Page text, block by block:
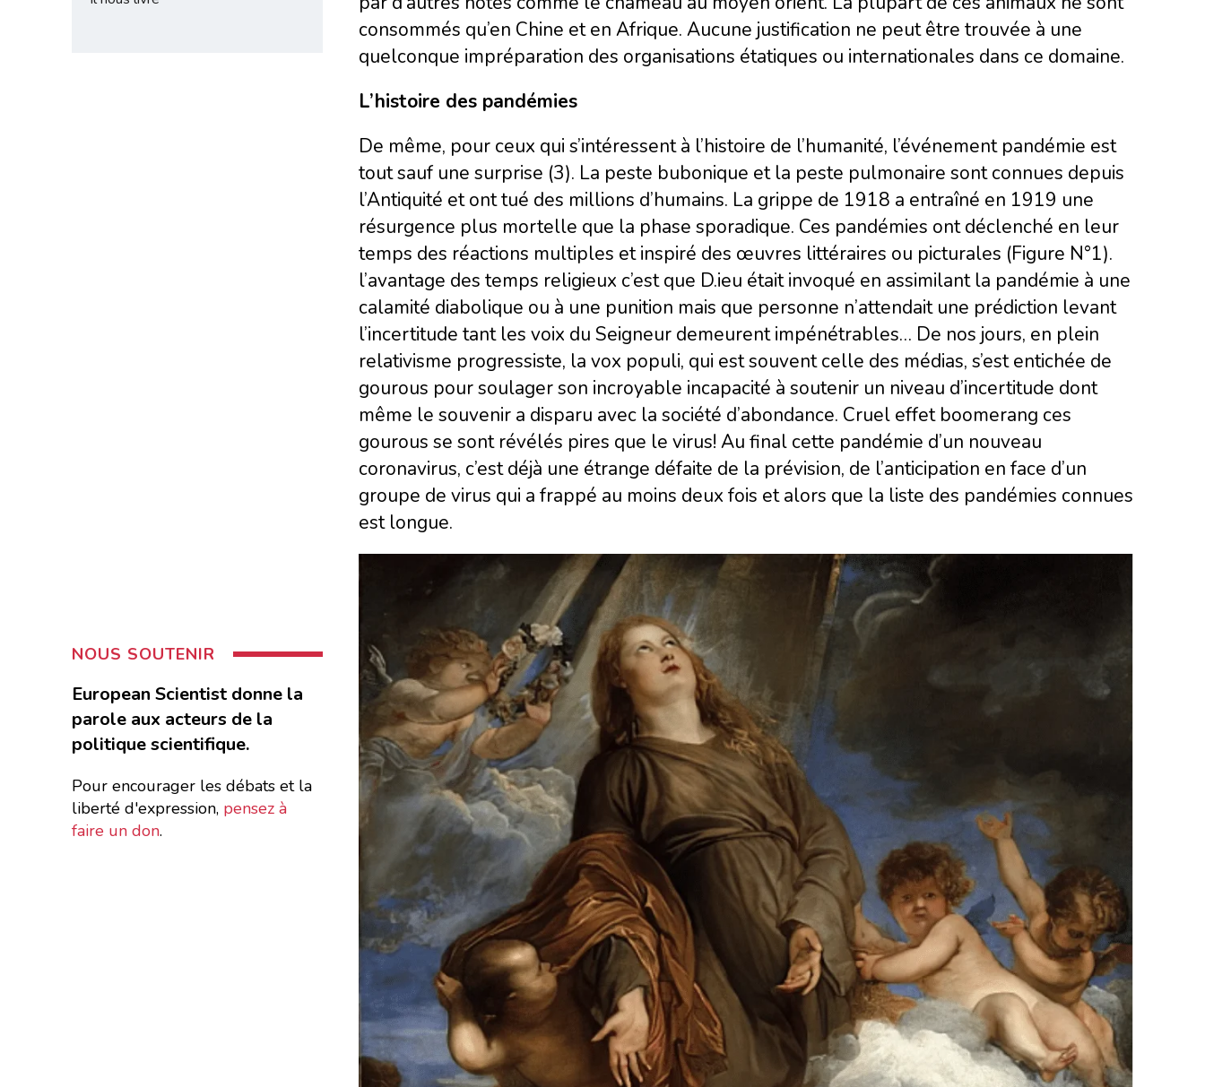
consommés qu’en Chine et en Afrique. Aucune justification ne peut être trouvée à une
quelconque impréparation des organisations étatiques ou internationales dans ce domaine.
L’histoire des pandémies
De même, pour ceux qui s’intéressent à l’histoire de l’humanité, l’événement pandémie est
tout sauf une surprise (3). La peste bubonique et la peste pulmonaire sont connues depuis
l’Antiquité et ont tué des millions d’humains. La grippe de 1918 a entraîné en 1919 une
résurgence plus mortelle que la phase sporadique. Ces pandémies ont déclenché en leur
temps des réactions multiples et inspiré des œuvres littéraires ou picturales (Figure N°1).
l’avantage des temps religieux c’est que D.ieu était invoqué en assimilant la pandémie à une
calamité diabolique ou à une punition mais que personne n’attendait une prédiction levant
l’incertitude tant les voix du Seigneur demeurent impénétrables… De nos jours, en plein
relativisme progressiste, la vox populi, qui est souvent celle des médias, s’est entichée de
gourous pour soulager son incroyable incapacité à soutenir un niveau d’incertitude dont
même le souvenir a disparu avec la société d’abondance. Cruel effet boomerang ces
gourous se sont révélés pires que le virus! Au final cette pandémie d’un nouveau
coronavirus, c’est déjà une étrange défaite de la prévision, de l’anticipation en face d’un
groupe de virus qui a frappé au moins deux fois et alors que la liste des pandémies connues
est longue.
NOUS SOUTENIR
European Scientist donne la
parole aux acteurs de la
politique scientifique.
Pour encourager les débats et la
liberté d'expression, pensez à
faire un don.